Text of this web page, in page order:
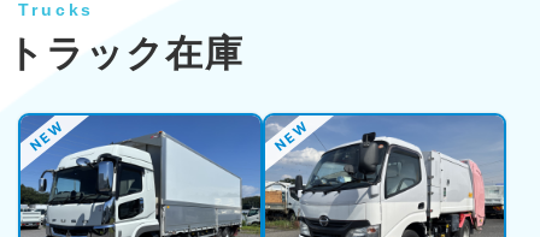
Trucks
トラック在庫